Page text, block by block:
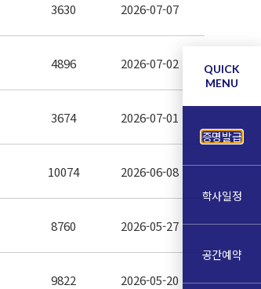
3630 2026-07-07
4896 2026-07-02
3674 2026-07-01
10074 2026-06-08
8760 2026-05-27
9822 2026-05-20
QUICK
MENU
증명발급
학사일정
공간예약